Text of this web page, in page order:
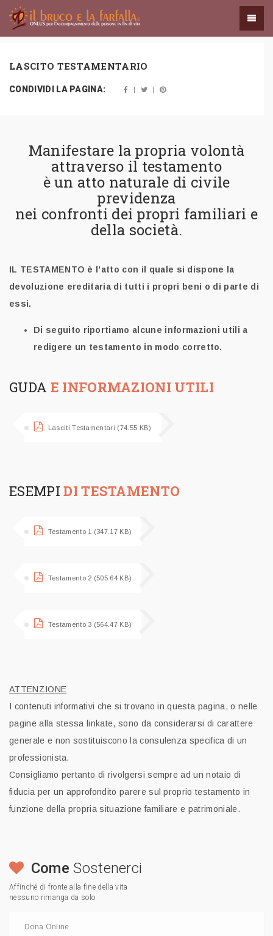
LASCITO TESTAMENTARIO
CONDIVIDI LA PAGINA:
Manifestare la propria volontà
attraverso il testamento
è un atto naturale di civile
previdenza
nei confronti dei propri familiari e
della società.
IL TESTAMENTO è l’atto con il quale si dispone la
devoluzione ereditaria di tutti i propri beni o di parte di
essi.
Di seguito riportiamo alcune informazioni utili a
redigere un testamento in modo corretto.
GUDA E INFORMAZIONI UTILI
Lasciti Testamentari (74.55 KB)
ESEMPIDI TESTAMENTO
Testamento 1 (347.17 KB)
Testamento 2 (505.64 KB)
Testamento 3 (564.47 KB)
ATTENZIONE
I contenuti informativi che si trovano in questa pagina, o nelle
pagine alla stessa linkate, sono da considerarsi di carattere
generale e non sostituiscono la consulenza specifica di un
professionista.
Consigliamo pertanto di rivolgersi sempre ad un notaio di
fiducia per un approfondito parere sul proprio testamento in
funzione della propria situazione familiare e patrimoniale.
ComeSostenerci
Affinché di fronte alla fine della vita
nessuno rimanga da solo
Dona Online